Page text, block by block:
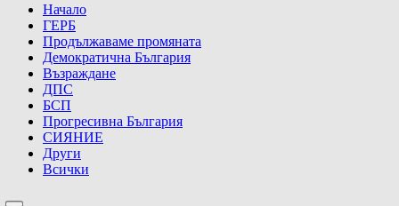
Начало
ГЕРБ
Продължаваме промяната
Демократична България
Възраждане
ДПС
БСП
Прогресивна България
СИЯНИЕ
Други
Всички